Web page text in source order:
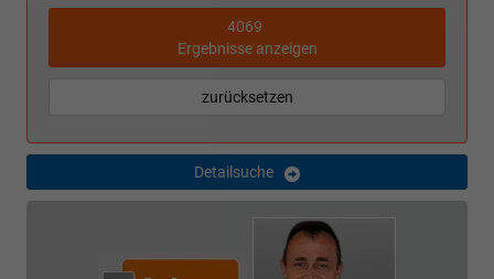
4069
Ergebnisse anzeigen
zurücksetzen
Detailsuche